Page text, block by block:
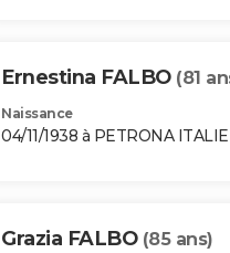
Ernestina FALBO (81
Naissance
04/11/1938 à PETRONA ITALIE
Grazia FALBO (85 ans)